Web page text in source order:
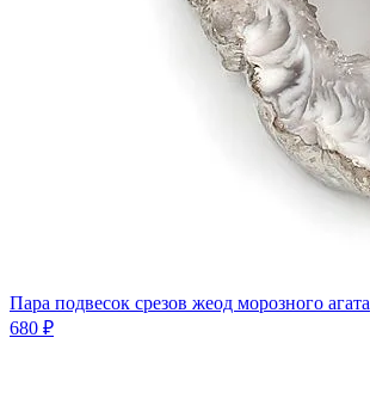
Пара подвесок срезов жеод морозного агата
680 ₽